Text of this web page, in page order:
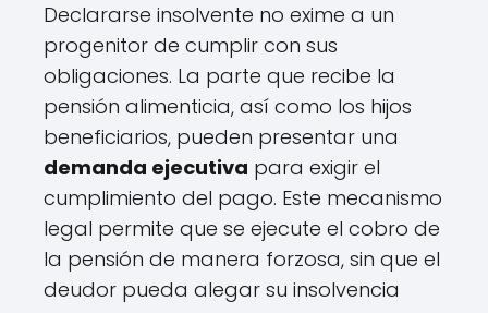
Declararse insolvente no exime a un
progenitor de cumplir con sus
obligaciones. La parte que recibe la
pensión alimenticia, así como los hijos
beneficiarios, pueden presentar una
demanda ejecutiva para exigir el
cumplimiento del pago. Este mecanismo
legal permite que se ejecute el cobro de
la pensión de manera forzosa, sin que el
deudor pueda alegar su insolvencia